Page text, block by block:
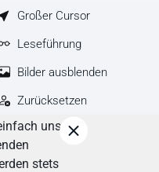
unseren
stets
Großer Cursor
Leseführung
Bilder ausblenden
Zurücksetzen